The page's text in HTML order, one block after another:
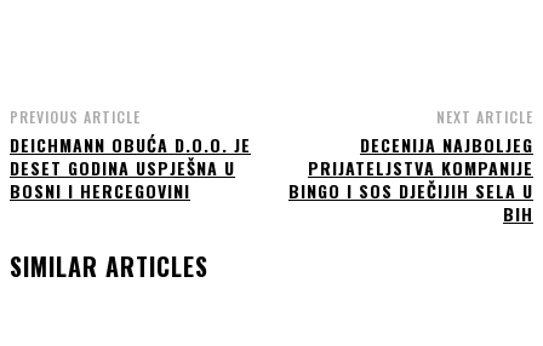
PREVIOUS ARTICLE
DEICHMANN OBUĆA D.O.O. JE
DESET GODINA USPJEŠNA U
BOSNI I HERCEGOVINI
NEXT ARTICLE
DECENIJA NAJBOLJEG
PRIJATELJSTVA KOMPANIJE
BINGO I SOS DJEČIJIH SELA U
BIH
SIMILAR ARTICLES